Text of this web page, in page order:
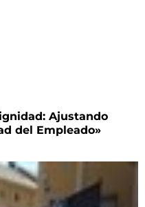
Ajustando
del Empleado»